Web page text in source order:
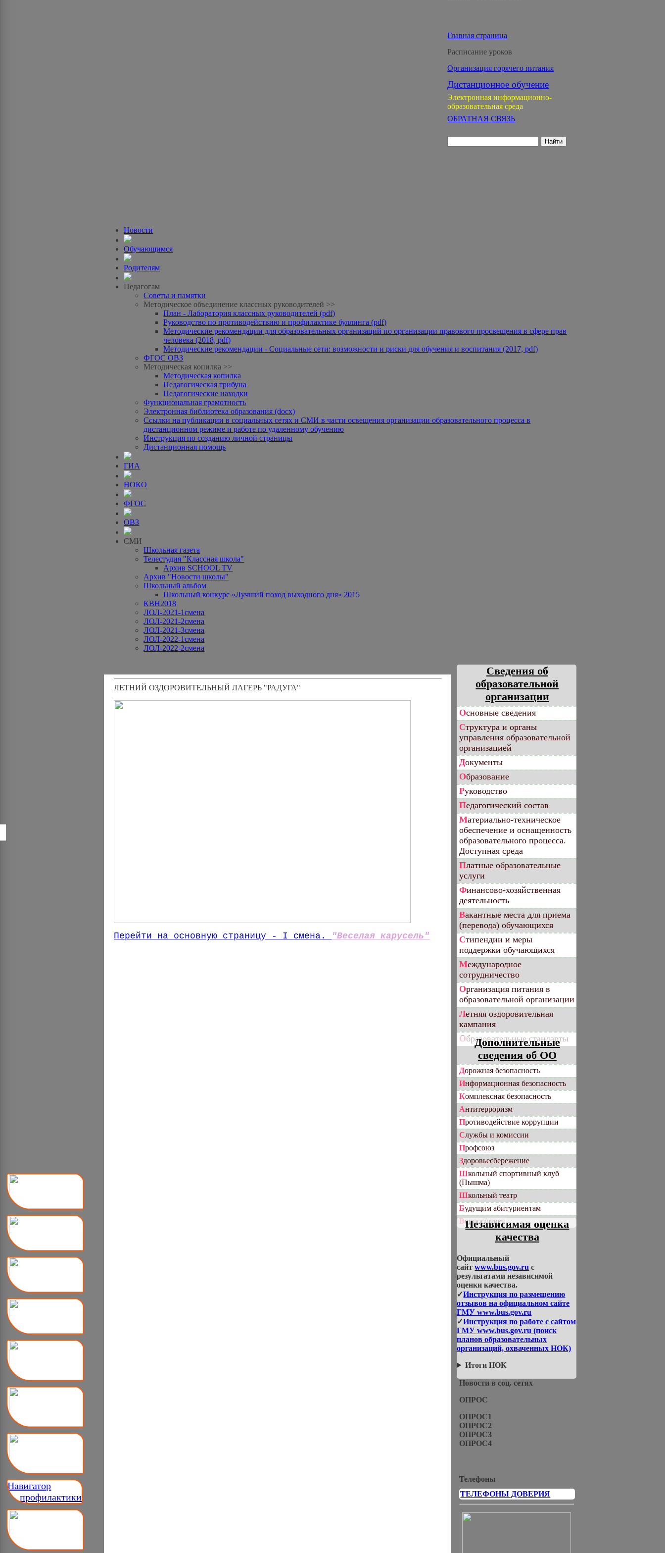
Навигатор
__ профилактики
Главная страница
Расписание уроков
Организация горячего питания
Дистанционное обучение
Электронная информационно-
образовательная среда
ОБРАТНАЯ СВЯЗЬ
Новости
Обучающимся
Родителям
Педагогам
Советы и памятки
Методическое объединение классных руководителей >>
План - Лаборатория классных руководителей (pdf)
Руководство по противодействию и профилактике буллинга (pdf)
Методические рекомендации для образовательных организаций по организации правового просвещения в сфере прав
человека (2018, pdf)
Методические рекомендации - Социальные сети: возможности и риски для обучения и воспитания (2017, pdf)
ФГОС ОВЗ
Методическая копилка >>
Методическая копилка
Педагогическая трибуна
Педагогические находки
Функциональная грамотность
Электронная библиотека образования (docx)
Ссылки на публикации в социальных сетях и СМИ в части освещения организации образовательного процесса в
дистанционном режиме и работе по удаленному обучению
Инструкция по созданию личной страницы
Дистанционная помощь
ГИА
НОКО
ФГОС
ОВЗ
СМИ
Школьная газета
Телестудия "Классная школа"
Архив SCHOOL TV
Архив "Новости школы"
Школьный альбом
Школьный конкурс «Лучший поход выходного дня» 2015
КВН2018
ЛОЛ-2021-1смена
ЛОЛ-2021-2смена
ЛОЛ-2021-3смена
ЛОЛ-2022-1смена
ЛОЛ-2022-2смена
ЛЕТНИЙ ОЗДОРОВИТЕЛЬНЫЙ ЛАГЕРЬ "РАДУГА"
Перейти на основную страницу - I смена. "Веселая карусель"
Сведения об
образовательной
организации
Основные сведения
Структура и органы
управления образовательной
организацией
Документы
Образование
Руководство
Педагогический состав
Материально-техническое
обеспечение и оснащенность
образовательного процесса.
Доступная среда
Платные образовательные
услуги
Финансово-хозяйственная
деятельность
Вакантные места для приема
(перевода) обучающихся
Стипендии и меры
поддержки обучающихся
Международное
сотрудничество
Организация питания в
образовательной организации
Летняя оздоровительная
кампания
Образовательные стандарты
Дополнительные
сведения об ОО
Дорожная безопасность
Информационная безопасность
Комплексная безопасность
Антитерроризм
Противодействие коррупции
Службы и комиссии
Профсоюз
Здоровьесбережение
Школьный спортивный клуб
(Пышма)
Школьный театр
Будущим абитуриентам
Вопрос/ответ
Независимая оценка
качества
Официальный
сайтwww.bus.gov.ru с
результатами независимой
оценки качества.
✓Инструкция по размещению
отзывов на официальном сайте
ГМУ www.bus.gov.ru
✓Инструкция по работе с сайтом
ГМУ www.bus.gov.ru (поиск
планов образовательных
организаций, охваченных НОК)
Итоги НОК
Новости в соц. сетях
ОПРОС
ОПРОС1
ОПРОС2
ОПРОС3
ОПРОС4
Телефоны
ТЕЛЕФОНЫ ДОВЕРИЯ